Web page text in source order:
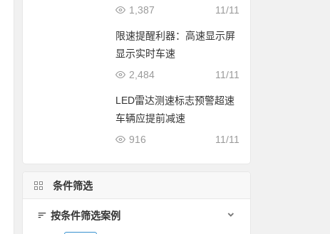
11/11
1,387
限速提醒利器：高速显示屏
显示实时车速
11/11
2,484
LED雷达测速标志预警超速
车辆应提前减速
11/11
916
条件筛选
按条件筛选案例